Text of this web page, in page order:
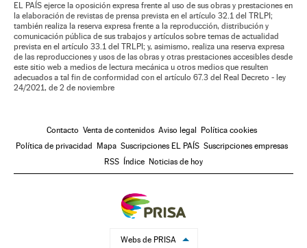
EL PAÍS ejerce la oposición expresa frente al uso de sus obras y prestaciones en
la elaboración de revistas de prensa prevista en el artículo 32.1 del TRLPI;
también realiza la reserva expresa frente a la reproducción, distribución y
comunicación pública de sus trabajos y artículos sobre temas de actualidad
prevista en el artículo 33.1 del TRLPI; y, asimismo, realiza una reserva expresa
de las reproducciones y usos de las obras y otras prestaciones accesibles desde
este sitio web a medios de lectura mecánica u otros medios que resulten
adecuados a tal fin de conformidad con el artículo 67.3 del Real Decreto - ley
24/2021, de 2 de noviembre
Contacto Venta de contenidos Aviso legal
Política cookies
Política de privacidad
Mapa Suscripciones EL PAÍS Suscripciones empresas
RSS
Índice Noticias de hoy
Webs de PRISA